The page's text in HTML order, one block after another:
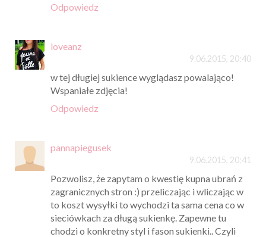
Odpowiedz
loveanz
9.06.2015, 20:40
w tej długiej sukience wyglądasz powalająco!
Wspaniałe zdjęcia!
Odpowiedz
pannapiegusek
9.06.2015, 20:41
Pozwolisz, że zapytam o kwestię kupna ubrań z
zagranicznych stron :) przeliczając i wliczając w
to koszt wysyłki to wychodzi ta sama cena co w
sieciówkach za długą sukienkę. Zapewne tu
chodzi o konkretny styl i fason sukienki.. Czyli